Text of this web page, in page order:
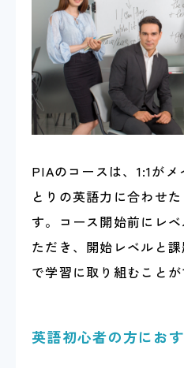
PIAのコースは、1:1が
とりの英語力に合わせ
す。コース開始前にレ
ただき、開始レベルと
で学習に取り組むことが
英語初心者の方にお